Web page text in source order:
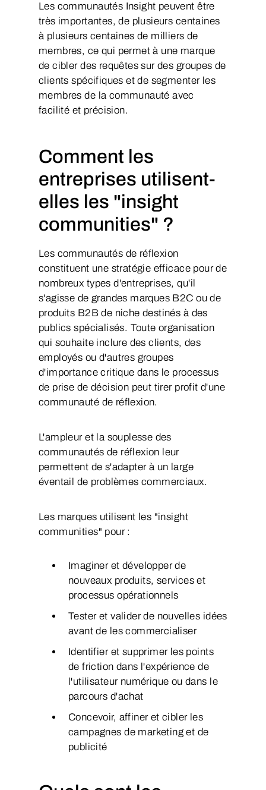
Les communautés Insight peuvent être
très importantes, de plusieurs centaines
à plusieurs centaines de milliers de
membres, ce qui permet à une marque
de cibler des requêtes sur des groupes de
clients spécifiques et de segmenter les
membres de la communauté avec
facilité et précision.
Comment les
entreprises utilisent-
elles les "insight
communities" ?
Les communautés de réflexion
constituent une stratégie efficace pour de
nombreux types d'entreprises, qu'il
s'agisse de grandes marques B2C ou de
produits B2B de niche destinés à des
publics spécialisés. Toute organisation
qui souhaite inclure des clients, des
employés ou d'autres groupes
d'importance critique dans le processus
de prise de décision peut tirer profit d'une
communauté de réflexion.
L'ampleur et la souplesse des
communautés de réflexion leur
permettent de s'adapter à un large
éventail de problèmes commerciaux.
Les marques utilisent les "insight
communities" pour :
Imaginer et développer de
nouveaux produits, services et
processus opérationnels
Tester et valider de nouvelles idées
avant de les commercialiser
Identifier et supprimer les points
de friction dans l'expérience de
l'utilisateur numérique ou dans le
parcours d'achat
Concevoir, affiner et cibler les
campagnes de marketing et de
publicité